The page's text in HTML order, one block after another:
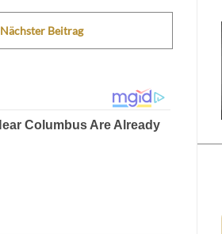
Nächster Beitrag